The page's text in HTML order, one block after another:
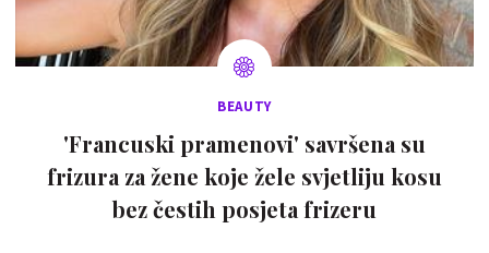
BEAUTY
'Francuski pramenovi' savršena su
frizura za žene koje žele svjetliju kosu
bez čestih posjeta frizeru